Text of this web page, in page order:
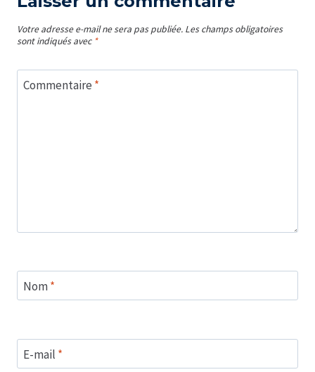
Votre adresse e-mail ne sera pas publiée. Les champs obligatoires
sont indiqués avec *
Commentaire *
Nom*
E-mail *